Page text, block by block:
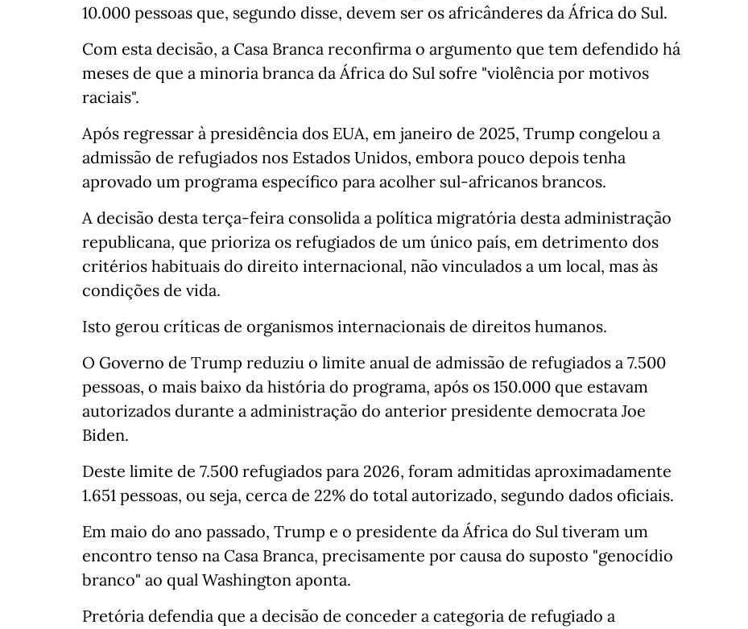
10.000 pessoas que, segundo disse, devem ser os africânderes da África do Sul.
Com esta decisão, a Casa Branca reconfirma o argumento que tem defendido há
meses de que a minoria branca da África do Sul sofre "violência por motivos
raciais".
Após regressar à presidência dos EUA, em janeiro de 2025, Trump congelou a
admissão de refugiados nos Estados Unidos, embora pouco depois tenha
aprovado um programa específico para acolher sul-africanos brancos.
A decisão desta terça-feira consolida a política migratória desta administração
republicana, que prioriza os refugiados de um único país, em detrimento dos
critérios habituais do direito internacional, não vinculados a um local, mas às
condições de vida.
Isto gerou críticas de organismos internacionais de direitos humanos.
O Governo de Trump reduziu o limite anual de admissão de refugiados a 7.500
pessoas, o mais baixo da história do programa, após os 150.000 que estavam
autorizados durante a administração do anterior presidente democrata Joe
Biden.
Deste limite de 7.500 refugiados para 2026, foram admitidas aproximadamente
1.651 pessoas, ou seja, cerca de 22% do total autorizado, segundo dados oficiais.
Em maio do ano passado, Trump e o presidente da África do Sul tiveram um
encontro tenso na Casa Branca, precisamente por causa do suposto "genocídio
branco" ao qual Washington aponta.
Pretória defendia que a decisão de conceder a categoria de refugiado a